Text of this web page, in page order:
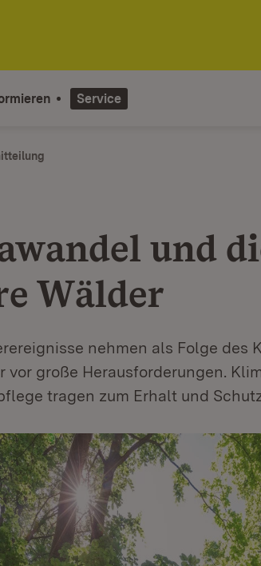
Service
und
Wälder
nehmen als Folge des
vor große Herausforderungen.
tragen zum Erhalt und